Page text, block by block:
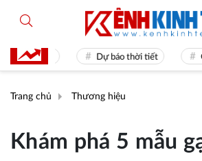
31 Dự báo thời tiết Giá
Trang chủ Thương hiệu
Khám phá 5 mẫu